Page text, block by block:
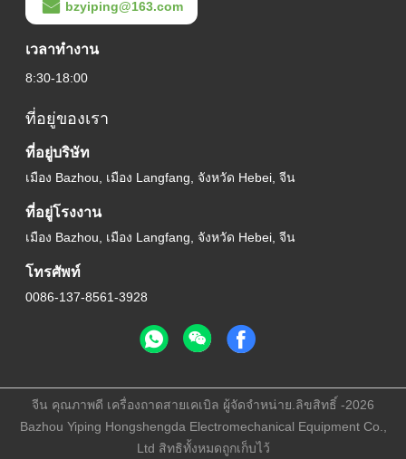
bzyiping@163.com
เวลาทํางาน
8:30-18:00
ที่อยู่ของเรา
ที่อยู่บริษัท
เมือง Bazhou, เมือง Langfang, จังหวัด Hebei, จีน
ที่อยู่โรงงาน
เมือง Bazhou, เมือง Langfang, จังหวัด Hebei, จีน
โทรศัพท์
0086-137-8561-3928
จีน คุณภาพดี เครื่องถาดสายเคเบิล ผู้จัดจําหน่าย.ลิขสิทธิ์ -2026
Bazhou Yiping Hongshengda Electromechanical Equipment Co.,
Ltd สิทธิทั้งหมดถูกเก็บไว้